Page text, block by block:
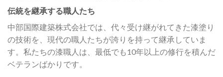
伝統を継承する職人たち
中部国際建築株式会社では、代々受け継がれてきた漆塗り
の技術を、現代の職人たちが誇りを持って継承していま
す。私たちの漆職人は、最低でも10年以上の修行を積んだ
ベテランばかりです。